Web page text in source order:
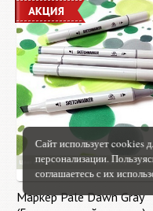
Маркер Pale Dawn Gray
Сайт использует cookies
персонализации.
соглашаетесь с их